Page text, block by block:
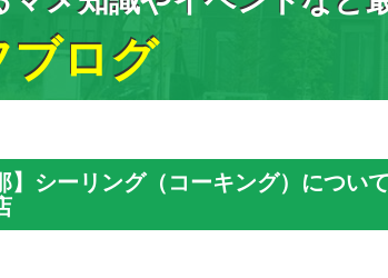
ブログ
】シーリング（コーキング）につ